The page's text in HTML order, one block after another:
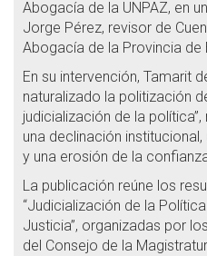
Abogacía de la UNPAZ, en
Jorge Pérez, revisor de
Abogacía de la Provincia de
En su intervención, Tamarit
naturalizado la politización
judicialización de la
una declinación
y una erosión de la
La publicación reúne los
“Judicialización de la
Justicia”, organizadas por
del Consejo de la